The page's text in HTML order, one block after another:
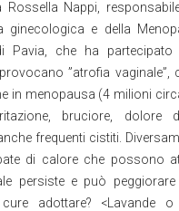
Nappi,
ginecologica e della
Pavia, che ha partecipato
”atrofia vaginale”,
in menopausa (4 milioni
bruciore, dolore
frequenti cistiti.
di calore che possono
persiste e può
adottare? <Lavande o